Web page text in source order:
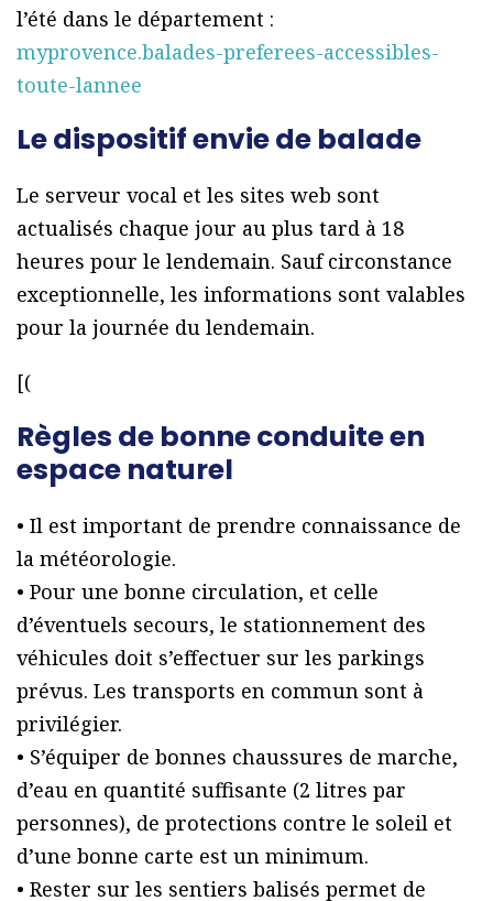
l’été dans le département :
myprovence.balades-preferees-accessibles-
toute-lannee
Le dispositif envie de balade
Le serveur vocal et les sites web sont
actualisés chaque jour au plus tard à 18
heures pour le lendemain. Sauf circonstance
exceptionnelle, les informations sont valables
pour la journée du lendemain.
[(
Règles de bonne conduite en
espace naturel
• Il est important de prendre connaissance de
la météorologie.
• Pour une bonne circulation, et celle
d’éventuels secours, le stationnement des
véhicules doit s’effectuer sur les parkings
prévus. Les transports en commun sont à
privilégier.
• S’équiper de bonnes chaussures de marche,
d’eau en quantité suffisante (2 litres par
personnes), de protections contre le soleil et
d’une bonne carte est un minimum.
• Rester sur les sentiers balisés permet de